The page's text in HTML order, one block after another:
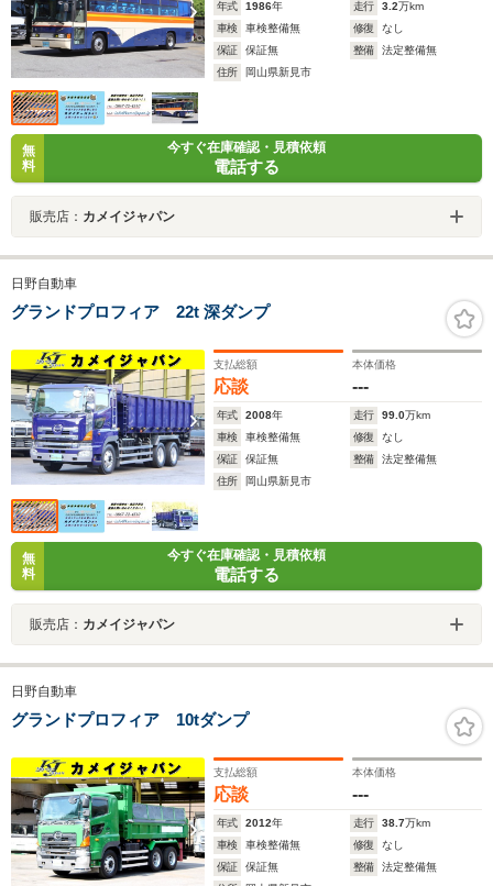
年式 1986年 走行 3.2万km
車検
車検整備無 修復
なし
保証
保証無 整備
法定整備無
住所
岡山県新見市
無
料
今すぐ在庫確認・見積依頼
電話する
販売店： カメイジャパン
日野自動車
グランドプロフィア 22t 深ダンプ
支払総額
応談
本体価格
---
年式 2008年 走行 99.0万km
車検
車検整備無 修復
なし
保証
保証無 整備
法定整備無
住所
岡山県新見市
無
料
今すぐ在庫確認・見積依頼
電話する
販売店： カメイジャパン
日野自動車
グランドプロフィア 10tダンプ
支払総額
応談
本体価格
---
年式 2012年 走行 38.7万km
車検
車検整備無 修復
なし
保証
保証無 整備
法定整備無